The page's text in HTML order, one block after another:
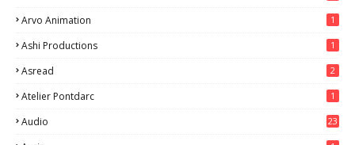
Arvo Animation 1
Ashi Productions 1
Asread 2
Atelier Pontdarc 1
Audio 23